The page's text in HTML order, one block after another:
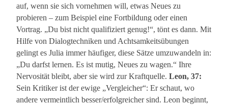
auf, wenn sie sich vornehmen will, etwas Neues zu
probieren – zum Beispiel eine Fortbildung oder einen
Vortrag. „Du bist nicht qualifiziert genug!“, tönt es dann. Mit
Hilfe von Dialogtechniken und Achtsamkeitsübungen
gelingt es Julia immer häufiger, diese Sätze umzuwandeln in:
„Du darfst lernen. Es ist mutig, Neues zu wagen.“ Ihre
Nervosität bleibt, aber sie wird zur Kraftquelle.Leon, 37:
Sein Kritiker ist der ewige „Vergleicher“: Er schaut, wo
andere vermeintlich besser/erfolgreicher sind. Leon beginnt,